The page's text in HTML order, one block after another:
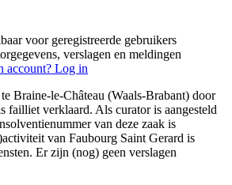
voor geregistreerde gebruikers
verslagen en meldingen
account? Log in
Braine-le-Château (Waals-Brabant) door
failliet verklaard. Als curator is aangesteld
van deze zaak is
van Faubourg Saint Gerard is
Er zijn (nog) geen verslagen